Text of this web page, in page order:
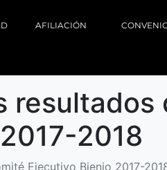
AFILIACIÓN
resultados
2018
Ejecutivo Bienio 2017-